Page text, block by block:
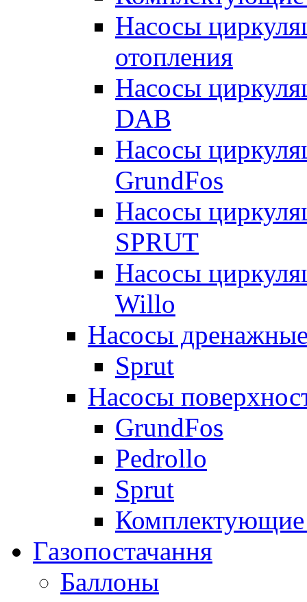
Насосы
отопления
Насосы
DAB
Насосы
GrundFos
Насосы
SPRUT
Насосы
Willo
Насосы
Sprut
Насосы
GrundFos
Pedrollo
Sprut
Комплектующие
Газопостачання
Баллоны